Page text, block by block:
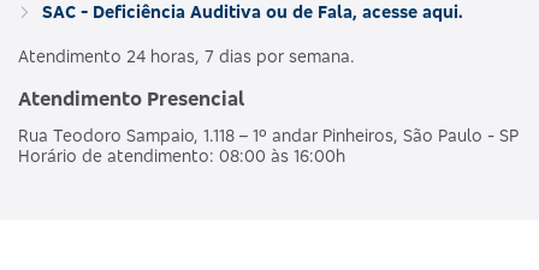
SAC - Deficiência Auditiva ou de Fala, acesse aqui.
Atendimento 24 horas, 7 dias por semana.
Atendimento Presencial
Rua Teodoro Sampaio, 1.118 – 1º andar Pinheiros, São Paulo - SP
Horário de atendimento: 08:00 às 16:00h